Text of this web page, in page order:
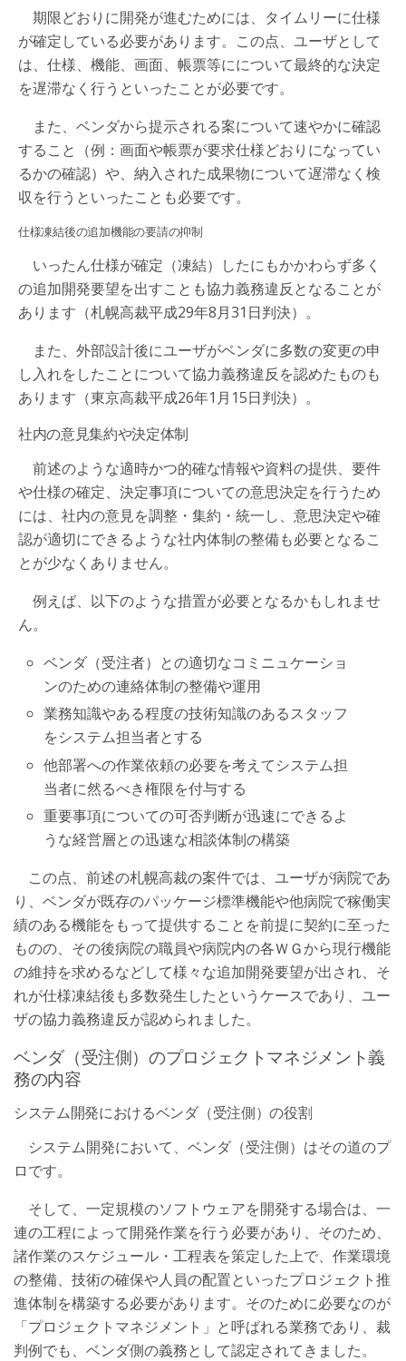
期限どおりに開発が進むためには、タイムリーに仕様
が確定している必要があります。この点、ユーザとして
は、仕様、機能、画面、帳票等にについて最終的な決定
を遅滞なく行うといったことが必要です。
また、ベンダから提示される案について速やかに確認
すること（例：画面や帳票が要求仕様どおりになってい
るかの確認）や、納入された成果物について遅滞なく検
収を行うといったことも必要です。
仕様凍結後の追加機能の要請の抑制
いったん仕様が確定（凍結）したにもかかわらず多く
の追加開発要望を出すことも協力義務違反となることが
あります（札幌高裁平成29年8月31日判決）。
また、外部設計後にユーザがベンダに多数の変更の申
し入れをしたことについて協力義務違反を認めたものも
あります（東京高裁平成26年1月15日判決）。
社内の意見集約や決定体制
前述のような適時かつ的確な情報や資料の提供、要件
や仕様の確定、決定事項についての意思決定を行うため
には、社内の意見を調整・集約・統一し、意思決定や確
認が適切にできるような社内体制の整備も必要となるこ
とが少なくありません。
例えば、以下のような措置が必要となるかもしれませ
ん。
ベンダ（受注者）との適切なコミニュケーショ
ンのための連絡体制の整備や運用
業務知識やある程度の技術知識のあるスタッフ
をシステム担当者とする
他部署への作業依頼の必要を考えてシステム担
当者に然るべき権限を付与する
重要事項についての可否判断が迅速にできるよ
うな経営層との迅速な相談体制の構築
この点、前述の札幌高裁の案件では、ユーザが病院であ
り、ベンダが既存のパッケージ標準機能や他病院で稼働実
績のある機能をもって提供することを前提に契約に至った
ものの、その後病院の職員や病院内の各ＷＧから現行機能
の維持を求めるなどして様々な追加開発要望が出され、そ
れが仕様凍結後も多数発生したというケースであり、ユー
ザの協力義務違反が認められました。
ベンダ（受注側）のプロジェクトマネジメント義
務の内容
システム開発におけるベンダ（受注側）の役割
システム開発において、ベンダ（受注側）はその道のプ
ロです。
そして、一定規模のソフトウェアを開発する場合は、一
連の工程によって開発作業を行う必要があり、そのため、
諸作業のスケジュール・工程表を策定した上で、作業環境
の整備、技術の確保や人員の配置といったプロジェクト推
進体制を構築する必要があります。そのために必要なのが
「プロジェクトマネジメント」と呼ばれる業務であり、裁
判例でも、ベンダ側の義務として認定されてきました。